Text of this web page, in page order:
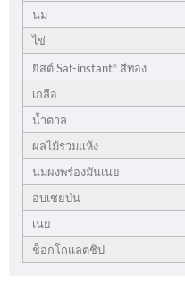
นม
ไข่
ยีสต์ Saf-instant® สีทอง
เกลือ
น้ำตาล
ผลไม้รวมแห้ง
นมผงพร่องมันเนย
อบเชยป่น
เนย
ช็อกโกแลตชิป